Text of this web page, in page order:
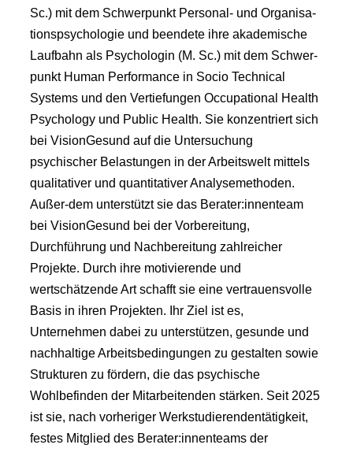
Sc.) mit dem Schwerpunkt Personal- und Organisa-
tionspsychologie und beendete ihre akademische
Laufbahn als Psychologin (M. Sc.) mit dem Schwer-
punkt Human Performance in Socio Technical
Systems und den Vertiefungen Occupational Health
Psychology und Public Health. Sie konzentriert sich
bei VisionGesund auf die Untersuchung
psychischer Belastungen in der Arbeitswelt mittels
qualitativer und quantitativer Analysemethoden.
Außer-dem unterstützt sie das Berater:innenteam
bei VisionGesund bei der Vorbereitung,
Durchführung und Nachbereitung zahlreicher
Projekte. Durch ihre motivierende und
wertschätzende Art schafft sie eine vertrauensvolle
Basis in ihren Projekten. Ihr Ziel ist es,
Unternehmen dabei zu unterstützen, gesunde und
nachhaltige Arbeitsbedingungen zu gestalten sowie
Strukturen zu fördern, die das psychische
Wohlbefinden der Mitarbeitenden stärken. Seit 2025
ist sie, nach vorheriger Werkstudierendentätigkeit,
festes Mitglied des Berater:innenteams der